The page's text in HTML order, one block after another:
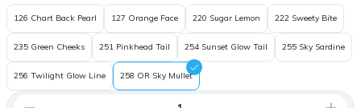
126 Chart Back Pearl 127 Orange Face 220 Sugar Lemon 222 Sweety Bite
235 Green Cheeks 251 Pinkhead Tail 254 Sunset Glow Tail 255 Sky Sardine
256 Twilight Glow Line 258 OR Sky Mullet